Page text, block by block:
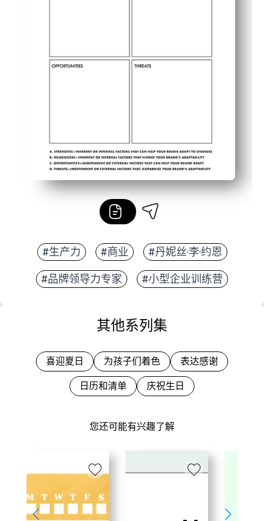
#生产力 #商业 #丹妮丝·李·约恩
#品牌领导力专家 #小型企业训练营
您还可能有兴趣了解
其他系列集
喜迎夏日 为孩子们着色 表达感谢
日历和清单 庆祝生日